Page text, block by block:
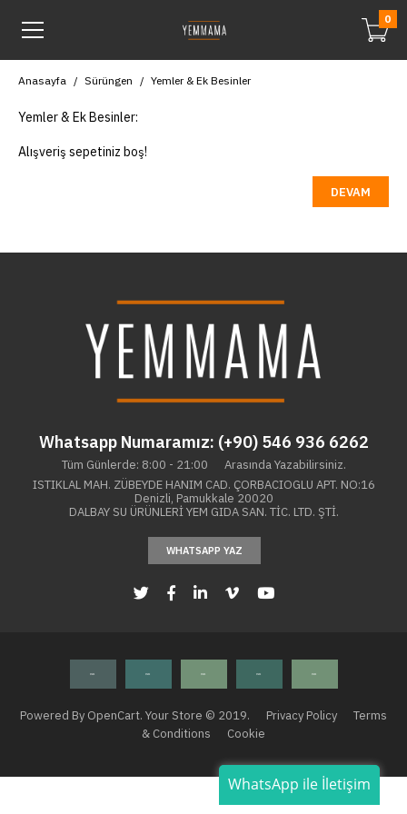
0
Anasayfa Sürüngen Yemler & Ek Besinler
Yemler & Ek Besinler:
Alışveriş sepetiniz boş!
DEVAM
Whatsapp Numaramız: (+90) 546 936 6262
Tüm Günlerde: 8:00 - 21:00 Arasında Yazabilirsiniz.
ISTIKLAL MAH. ZÜBEYDE HANIM CAD. ÇORBACIOGLU APT. NO:16
Denizli, Pamukkale 20020
DALBAY SU ÜRÜNLERİ YEM GIDA SAN. TİC. LTD. ŞTİ.
WHATSAPP YAZ
Powered By OpenCart. Your Store © 2019. Privacy Policy
Terms
& Conditions
Cookie
WhatsApp ile İletişim